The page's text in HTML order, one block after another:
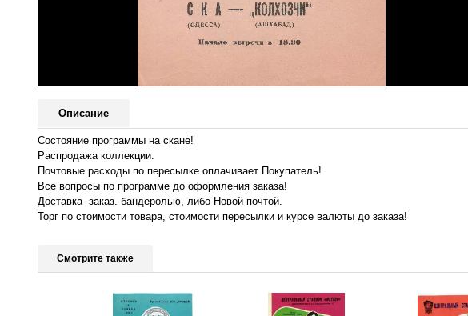
Описание
Состояние программы на скане!
Распродажа коллекции.
Почтовые расходы по пересылке оплачивает Покупатель!
Все вопросы по программе до оформления заказа!
Доставка- заказ. бандеролью, либо Новой почтой.
Торг по стоимости товара, стоимости пересылки и курсе валюты до заказа!
Смотрите также